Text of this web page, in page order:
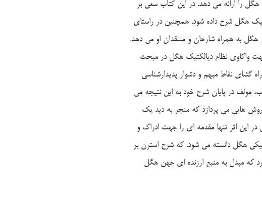
را ارائه می دهد. در این کتاب سعی بر
هگل شرح داده شود. همچنین در راستای
به همراه شارحان و منتقدان او می دهد.
واکاوی نظام دیالکتیک هگل در مبحث
گشای نقاط مبهم و دشوار پدیدارشناسی
مولف در پایان شرح خود به این نتیجه می
هایی می پردازد که منجر به دید یک
در این اثر تنها مقدمه ای را جهت ادراک و
هگل دانسته می شود. که شرح استرن بر
که مبدل به منبع ارزنده ای جهن هگل